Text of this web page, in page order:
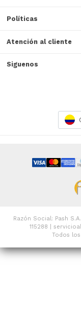
Políticas
Atención al cliente
Siguenos
Razón Social: Pash
115288 |
Todos